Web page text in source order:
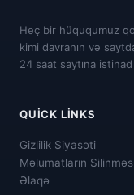
Heç bir hüququmuz
kimi davranın və
24 saat saytına
QUICK LINKS
Gizlilik Siyasəti
Məlumatların
Əlaqə